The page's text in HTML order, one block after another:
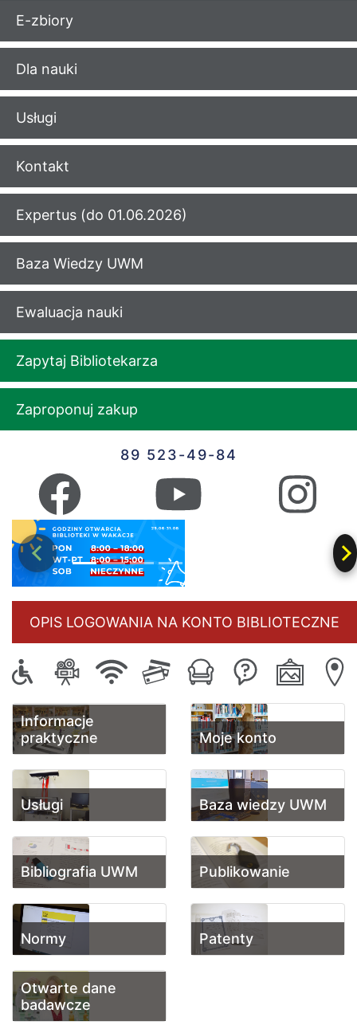
E-zbiory
Dla nauki
Usługi
Kontakt
Expertus (do 01.06.2026)
Baza Wiedzy UWM
Ewaluacja nauki
Zapytaj Bibliotekarza
Zaproponuj zakup
89 523-49-84
Poprzedni
OPIS LOGOWANIA NA KONTO BIBLIOTECZNE
Informacje
praktyczne
Moje konto
Usługi Baza wiedzy UWM
Bibliografia UWM Publikowanie
Normy Patenty
Otwarte dane
badawcze